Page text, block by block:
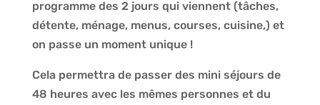
programme des 2 jours qui viennent (tâches,
détente, ménage, menus, courses, cuisine,) et
on passe un moment unique !
Cela permettra de passer des mini séjours de
48 heures avec les mêmes personnes et du